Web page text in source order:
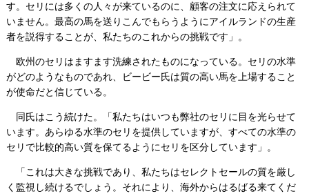
す。セリには多くの人々が来ているのに、顧客の注文に応えられて
いません。最高の馬を送りこんでもらうようにアイルランドの生産
者を説得することが、私たちのこれからの挑戦です」。
欧州のセリはますます洗練されたものになっている。セリの水準
がどのようなものであれ、ビービー氏は質の高い馬を上場すること
が使命だと信じている。
同氏はこう続けた。「私たちはいつも弊社のセリに目を光らせて
います。あらゆる水準のセリを提供していますが、すべての水準の
セリで比較的高い質を保てるようにセリを区分しています」。
「これは大きな挑戦であり、私たちはセレクトセールの質を厳し
く監視し続けるでしょう。それにより、海外からはるばる来てくだ